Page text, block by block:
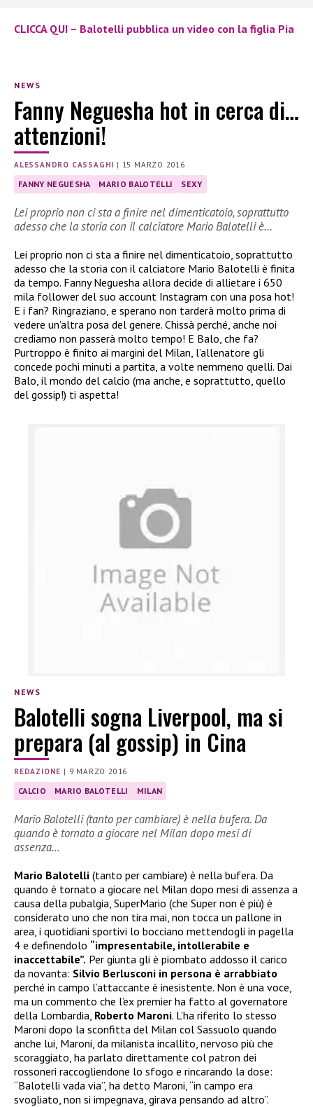
CLICCA QUI – Balotelli pubblica un video con la figlia Pia
NEWS
Fanny Neguesha hot in cerca di…
attenzioni!
ALESSANDRO CASSAGHI | 15 MARZO 2016
FANNY NEGUESHA MARIO BALOTELLI SEXY
Lei proprio non ci sta a finire nel dimenticatoio, soprattutto
adesso che la storia con il calciatore Mario Balotelli è…
Lei proprio non ci sta a finire nel dimenticatoio, soprattutto
adesso che la storia con il calciatore Mario Balotelli è finita
da tempo. Fanny Neguesha allora decide di allietare i 650
mila follower del suo account Instagram con una posa hot!
E i fan? Ringraziano, e sperano non tarderà molto prima di
vedere un’altra posa del genere. Chissà perché, anche noi
crediamo non passerà molto tempo! E Balo, che fa?
Purtroppo è finito ai margini del Milan, l’allenatore gli
concede pochi minuti a partita, a volte nemmeno quelli. Dai
Balo, il mondo del calcio (ma anche, e soprattutto, quello
del gossip!) ti aspetta!
NEWS
Balotelli sogna Liverpool, ma si
prepara (al gossip) in Cina
REDAZIONE | 9 MARZO 2016
CALCIO MARIO BALOTELLI MILAN
Mario Balotelli (tanto per cambiare) è nella bufera. Da
quando è tornato a giocare nel Milan dopo mesi di
assenza…
Mario Balotelli (tanto per cambiare) è nella bufera. Da
quando è tornato a giocare nel Milan dopo mesi di assenza a
causa della pubalgia, SuperMario (che Super non è più) è
considerato uno che non tira mai, non tocca un pallone in
area, i quotidiani sportivi lo bocciano mettendogli in pagella
4 e definendolo “impresentabile, intollerabile e
inaccettabile”. Per giunta gli è piombato addosso il carico
da novanta: Silvio Berlusconi in persona è arrabbiato
perché in campo l’attaccante è inesistente. Non è una voce,
ma un commento che l’ex premier ha fatto al governatore
della Lombardia, Roberto Maroni. L’ha riferito lo stesso
Maroni dopo la sconfitta del Milan col Sassuolo quando
anche lui, Maroni, da milanista incallito, nervoso più che
scoraggiato, ha parlato direttamente col patron dei
rossoneri raccogliendone lo sfogo e rincarando la dose:
“Balotelli vada via”, ha detto Maroni, “in campo era
svogliato, non si impegnava, girava pensando ad altro”.